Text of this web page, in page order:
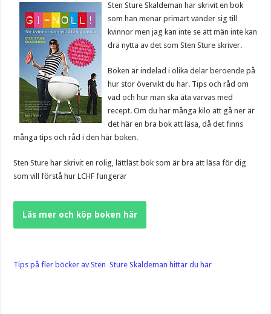
Sten Sture Skaldeman har skrivit en bok
som han menar primärt vänder sig till
kvinnor men jag kan inte se att män inte kan
dra nytta av det som Sten Sture skriver.
Boken är indelad i olika delar beroende på
hur stor övervikt du har. Tips och råd om
vad och hur man ska äta varvas med
recept. Om du har många kilo att gå ner är
det här en bra bok att läsa, då det finns
många tips och råd i den här boken.
Sten Sture har skrivit en rolig, lättläst bok som är bra att läsa för dig
som vill förstå hur LCHF fungerar
Läs mer och köp boken här
Tips på fler böcker av Sten Sture Skaldeman hittar du här